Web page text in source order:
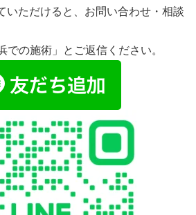
いただけると、お問い合わせ・相談
での施術」とご返信ください。